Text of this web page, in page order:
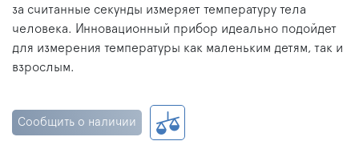
за считанные секунды измеряет температуру тела
человека. Инновационный прибор идеально подойдет
для измерения температуры как маленьким детям, так и
взрослым.
Сообщить о наличии